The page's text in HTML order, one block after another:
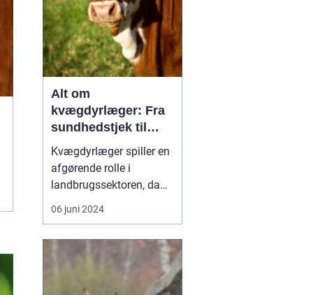
Alt om
kvægdyrlæger: Fra
sundhedstjek til
sygdomsbehandling
Kvægdyrlæger spiller en
afgørende rolle i
landbrugssektoren, da
de sørger for sundheden
og velfærden hos en af
husdyrbestande -
kvæget. I dagens
landbrug er det ikke blot
06 juni 2024